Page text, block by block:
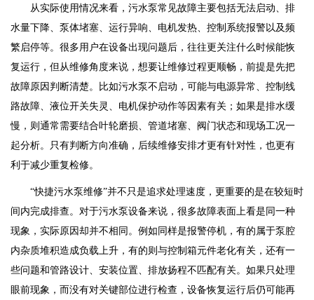
从实际使用情况来看，污水泵常见故障主要包括无法启动、排
水量下降、泵体堵塞、运行异响、电机发热、控制系统报警以及频
繁启停等。很多用户在设备出现问题后，往往更关注什么时候能恢
复运行，但从维修角度来说，想要让维修过程更顺畅，前提是先把
故障原因判断清楚。比如污水泵不启动，可能与电源异常、控制线
路故障、液位开关失灵、电机保护动作等因素有关；如果是排水缓
慢，则通常需要结合叶轮磨损、管道堵塞、阀门状态和现场工况一
起分析。只有判断方向准确，后续维修安排才更有针对性，也更有
利于减少重复检修。
“快捷污水泵维修”并不只是追求处理速度，更重要的是在较短时
间内完成排查。对于污水泵设备来说，很多故障表面上看是同一种
现象，实际原因却并不相同。例如同样是报警停机，有的属于泵腔
内杂质堆积造成负载上升，有的则与控制箱元件老化有关，还有一
些问题和管路设计、安装位置、排放扬程不匹配有关。如果只处理
眼前现象，而没有对关键部位进行检查，设备恢复运行后仍可能再